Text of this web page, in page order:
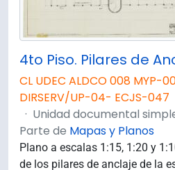
CL UDEC ALDCO 008 MYP-
DIRSERV/UP-04- ECJS-047
· Unidad documental
Parte de Mapas y Planos
Plano a escalas 1:15, 1:20 y
de los pilares de anclaje de la